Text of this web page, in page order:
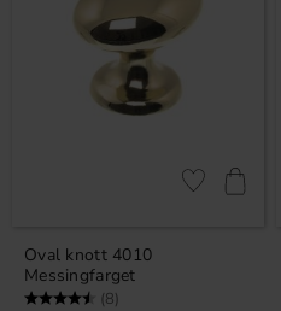
Oval knott 4010
Messingfarget
Karakter: (8)
Lagre som